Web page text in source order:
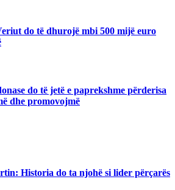
do të dhurojë mbi 500 mijë euro
do të jetë e paprekshme përderisa
dhe promovojmë
Historia do ta njohë si lider përçarës